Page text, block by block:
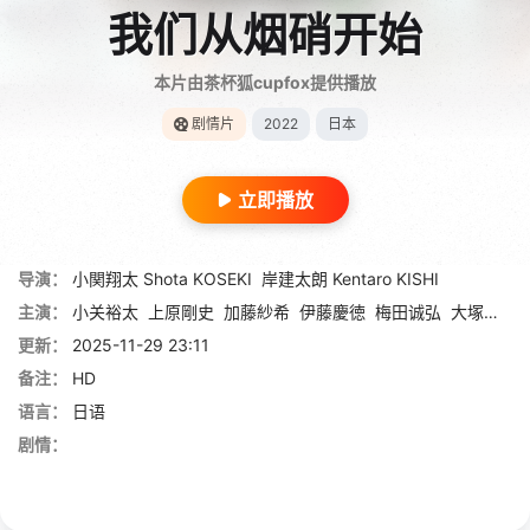
我们从烟硝开始
本片由茶杯狐cupfox提供播放
剧情片 2022 日本
立即播放
导演： 小関翔太 Shota KOSEKI 岸建太朗 Kentaro KISHI
主演：
小关裕太 上原剛史 加藤紗希 伊藤慶徳 梅田诚弘 大塚ヒロタ
更新：
2025-11-29 23:11
备注：
HD
语言：
日语
剧情：